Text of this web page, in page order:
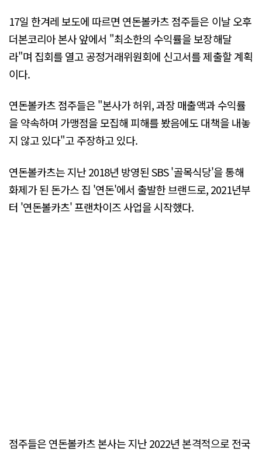
17일 한겨레 보도에 따르면 연돈볼카츠 점주들은 이날 오후
더본코리아 본사 앞에서 "최소한의 수익률을 보장해달
라"며 집회를 열고 공정거래위원회에 신고서를 제출할 계획
이다.
연돈볼카츠 점주들은 "본사가 허위, 과장 매출액과 수익률
을 약속하며 가맹점을 모집해 피해를 봤음에도 대책을 내놓
지 않고 있다"고 주장하고 있다.
연돈볼카츠는 지난 2018년 방영된 SBS '골목식당'을 통해
화제가 된 돈가스 집 '연돈'에서 출발한 브랜드로, 2021년부
터 '연돈볼카츠' 프랜차이즈 사업을 시작했다.
점주들은 연돈볼카츠 본사는 지난 2022년 본격적으로 전국